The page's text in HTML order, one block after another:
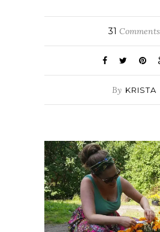
31 Comments
By KRISTA